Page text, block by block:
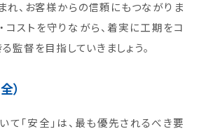
れ、お客様からの信頼にもつながりま
コストを守りながら、着実に工期をコ
監督を目指していきましょう。
）
て「安全」は、最も優先されるべき要